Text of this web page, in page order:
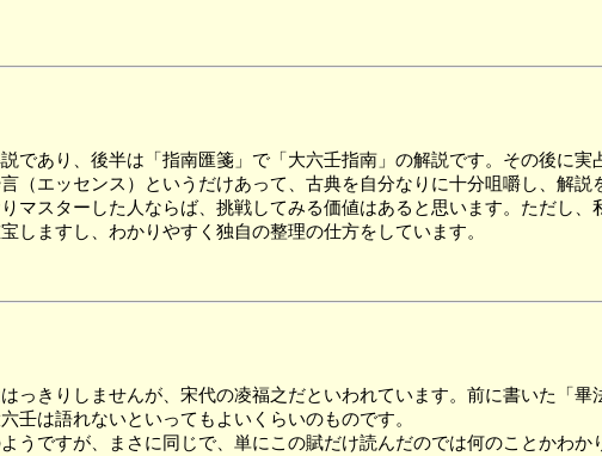
あり、後半は「指南匯箋」で「大六壬指南」の解説です。その後に実
エッセンス）というだけあって、古典を自分なりに十分咀嚼し、解説
スターした人ならば、挑戦してみる価値はあると思います。ただし、
しますし、わかりやすく独自の整理の仕方をしています。
きりしませんが、宋代の凌福之だといわれています。前に書いた「畢
は語れないといってもよいくらいのものです。
ですが、まさに同じで、単にこの賦だけ読んだのでは何のことかわか